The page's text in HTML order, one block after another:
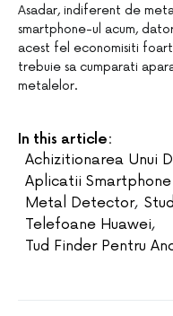
Asadar, indiferent de
smartphone-ul acum,
acest fel economisiti
trebuie sa cumparati
metalelor.
In this article:
Achizitionarea Unui
Aplicatii
Metal Detector,
Telefoane Huawei,
Tud Finder Pentru